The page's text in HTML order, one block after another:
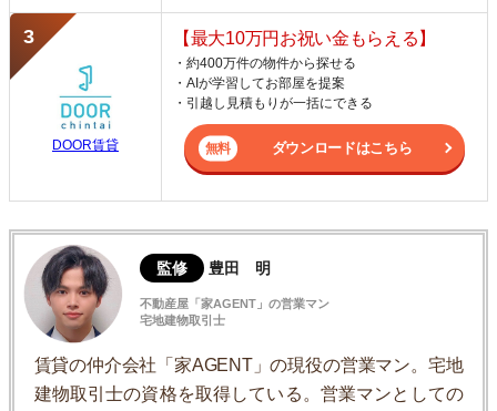
DOOR賃貸
【最大10万円お祝い金もらえる】
・約400万件の物件から探せる
・AIが学習してお部屋を提案
・引越し見積もりが一括にできる
ダウンロードはこちら
監修 豊田 明
不動産屋「家AGENT」の営業マン
宅地建物取引士
賃貸の仲介会社「家AGENT」の現役の営業マン。宅地
建物取引士の資格を取得している。営業マンとしての